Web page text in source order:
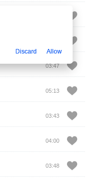
03:47
05:13
03:43
04:00
03:48
Discard Allow